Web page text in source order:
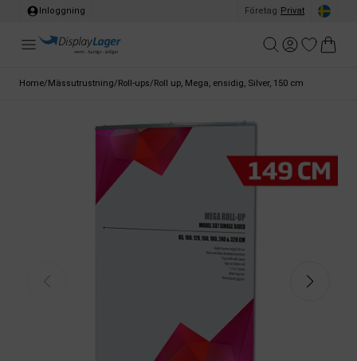
Inloggning Företag Privat
Home/Mässutrustning/Roll-ups/Roll up, Mega, ensidig, Silver, 150 cm